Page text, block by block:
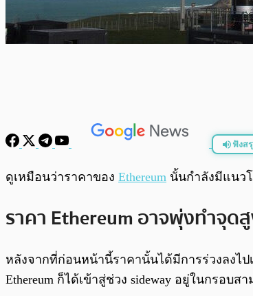
ฟังส
พร้อมเล่น
ดูเหมือนว่าราคาของ Ethereum นั้นกำลังมีแนว
ราคา Ethereum อาจพุ่งทำจุด
หลังจากที่ก่อนหน้านี้ราคานั้นได้มีการร่วงลงไ
Ethereum ก็ได้เข้าสู่ช่วง sideway อยู่ในกรอ